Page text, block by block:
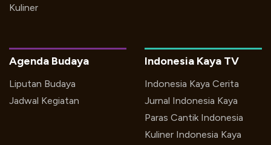
Kuliner
Indonesia Kaya TV
Indonesia Kaya Cerita
Jurnal Indonesia Kaya
Paras Cantik Indonesia
Kuliner Indonesia Kaya
Agenda Budaya
Liputan Budaya
Jadwal Kegiatan